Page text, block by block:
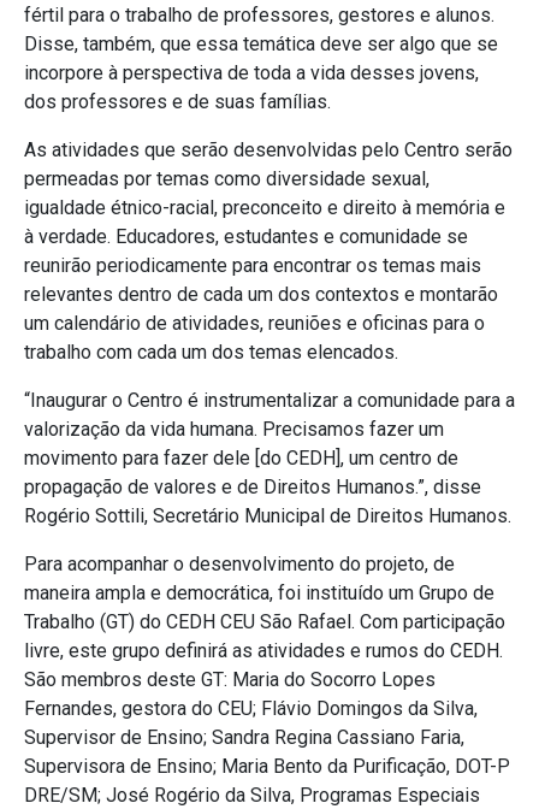
fértil para o trabalho de professores, gestores e alunos.
Disse, também, que essa temática deve ser algo que se
incorpore à perspectiva de toda a vida desses jovens,
dos professores e de suas famílias.
As atividades que serão desenvolvidas pelo Centro serão
permeadas por temas como diversidade sexual,
igualdade étnico-racial, preconceito e direito à memória e
à verdade. Educadores, estudantes e comunidade se
reunirão periodicamente para encontrar os temas mais
relevantes dentro de cada um dos contextos e montarão
um calendário de atividades, reuniões e oficinas para o
trabalho com cada um dos temas elencados.
“Inaugurar o Centro é instrumentalizar a comunidade para a
valorização da vida humana. Precisamos fazer um
movimento para fazer dele [do CEDH], um centro de
propagação de valores e de Direitos Humanos.”, disse
Rogério Sottili, Secretário Municipal de Direitos Humanos.
Para acompanhar o desenvolvimento do projeto, de
maneira ampla e democrática, foi instituído um Grupo de
Trabalho (GT) do CEDH CEU São Rafael. Com participação
livre, este grupo definirá as atividades e rumos do CEDH.
São membros deste GT: Maria do Socorro Lopes
Fernandes, gestora do CEU; Flávio Domingos da Silva,
Supervisor de Ensino; Sandra Regina Cassiano Faria,
Supervisora de Ensino; Maria Bento da Purificação, DOT-P
DRE/SM; José Rogério da Silva, Programas Especiais